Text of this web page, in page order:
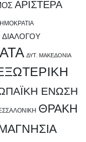
ΑΡΙΣΤΕΡΑ
ΔΥΤ. ΜΑΚΕΔΟΝΙΑ
ΕΝΩΣΗ
ΘΡΑΚΗ